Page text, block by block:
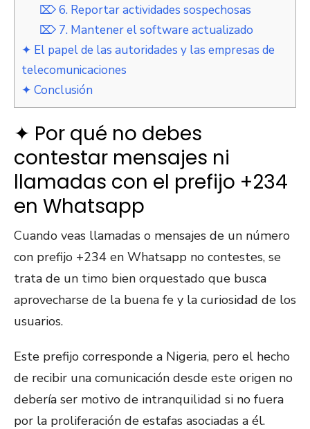
⌦ 6. Reportar actividades sospechosas
⌦ 7. Mantener el software actualizado
✦ El papel de las autoridades y las empresas de
telecomunicaciones
✦ Conclusión
✦ Por qué no debes
contestar mensajes ni
llamadas con el prefijo +234
en Whatsapp
Cuando veas llamadas o mensajes de un número
con prefijo +234 en Whatsapp no contestes, se
trata de un timo bien orquestado que busca
aprovecharse de la buena fe y la curiosidad de los
usuarios.
Este prefijo corresponde a Nigeria, pero el hecho
de recibir una comunicación desde este origen no
debería ser motivo de intranquilidad si no fuera
por la proliferación de estafas asociadas a él.